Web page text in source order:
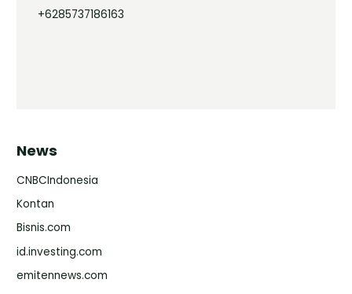
+6285737186163
News
CNBCIndonesia
Kontan
Bisnis.com
id.investing.com
emitennews.com